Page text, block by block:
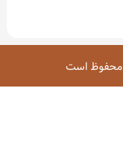
محفوظ است